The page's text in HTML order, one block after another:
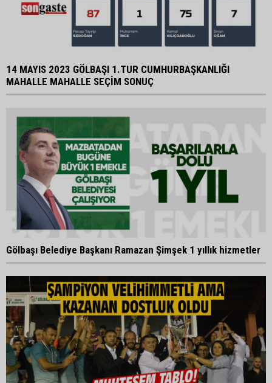
14 MAYIS 2023 GÖLBAŞI 1.TUR CUMHURBAŞKANLIĞI
MAHALLE MAHALLE SEÇİM SONUÇ
Gölbaşı Belediye Başkanı Ramazan Şimşek 1 yıllık hizmetler